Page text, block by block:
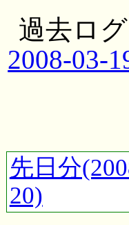
過去ロ
2008-03-
先日分
20)